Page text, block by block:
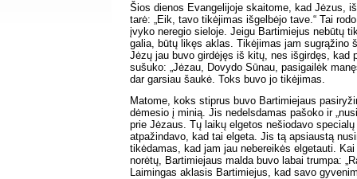
Šios dienos Evangelijoje skaitome, kad Jėzus,
tarė: „Eik, tavo tikėjimas išgelbėjo tave.“ Tai
įvyko neregio sieloje. Jeigu Bartimiejus nebūtų
galia, būtų likęs aklas. Tikėjimas jam sugrąžino
Jėzų jau buvo girdėjęs iš kitų, nes išgirdęs, kad
sušuko: „Jėzau, Dovydo Sūnau, pasigailėk
dar garsiau šaukė. Toks buvo jo tikėjimas.
Matome, koks stiprus buvo Bartimiejaus
dėmesio į minią. Jis nedelsdamas pašoko ir
prie Jėzaus. Tų laikų elgetos nešiodavo
atpažindavo, kad tai elgeta. Jis tą apsiaustą
tikėdamas, kad jam jau nebereikės elgetauti.
norėtų, Bartimiejaus malda buvo labai trumpa:
Laimingas aklasis Bartimiejus, kad savo